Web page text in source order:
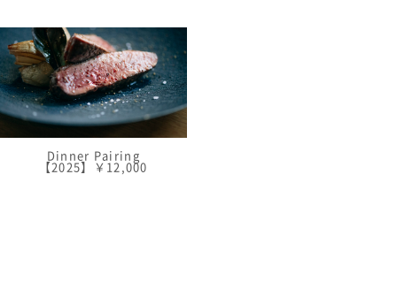
Dinner Pairing
【2025】￥12,000